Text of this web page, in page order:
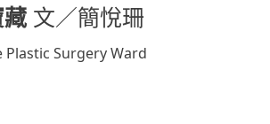
文／簡悅珊
Surgery Ward